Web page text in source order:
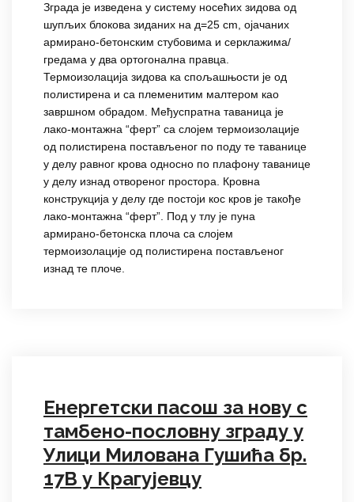
Зграда је изведена у систему носећих зидова од
шупљих блокова зиданих на д=25 cm, ојачаних
армирано-бетонским стубовима и серклажима/
гредама у два ортогонална правца.
Термоизолација зидова ка спољашњости је од
полистирена и са племенитим малтером као
завршном обрадом. Међуспратна таваница jе
лако-монтажна “ферт” са слојем термоизолације
од полистирена постављеног по поду те таванице
у делу равног крова односно по плафону таванице
у делу изнад отвореног простора. Кровна
конструкција у делу где постоји кос кров је такође
лако-монтажна “ферт”. Под у тлу је пуна
армирано-бетонска плоча са слојем
термоизолације од полистирена постављеног
изнад те плоче.
Енергетски пасош за нову с
тамбено-пословну зграду у
Улици Милована Гушића бр.
17В у Крагујевцу